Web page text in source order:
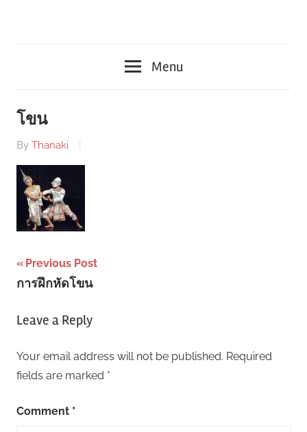
Menu
โขน
By Thanaki
Post
navigation
Previous Post
การฝึกหัดโขน
Leave a Reply
Your email address will not be published. Required
fields are marked *
Comment *